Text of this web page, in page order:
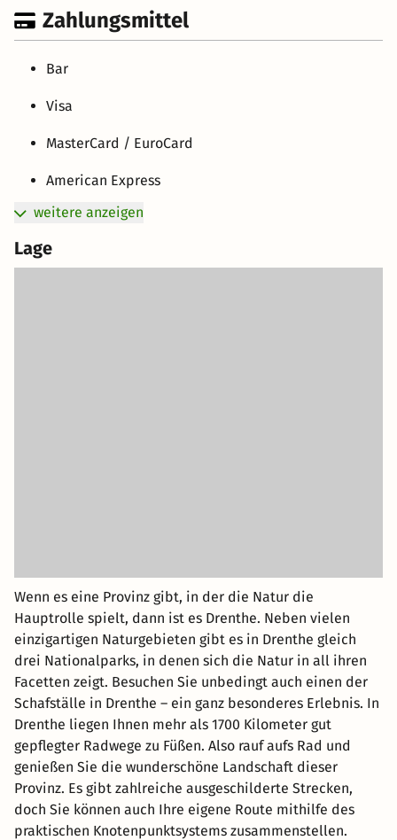
Zahlungsmittel
Bar
Visa
MasterCard / EuroCard
American Express
weitere anzeigen
Lage
Wenn es eine Provinz gibt, in der die Natur die
Hauptrolle spielt, dann ist es Drenthe. Neben vielen
einzigartigen Naturgebieten gibt es in Drenthe gleich
drei Nationalparks, in denen sich die Natur in all ihren
Facetten zeigt. Besuchen Sie unbedingt auch einen der
Schafställe in Drenthe – ein ganz besonderes Erlebnis. In
Drenthe liegen Ihnen mehr als 1700 Kilometer gut
gepflegter Radwege zu Füßen. Also rauf aufs Rad und
genießen Sie die wunderschöne Landschaft dieser
Provinz. Es gibt zahlreiche ausgeschilderte Strecken,
doch Sie können auch Ihre eigene Route mithilfe des
praktischen Knotenpunktsystems zusammenstellen.